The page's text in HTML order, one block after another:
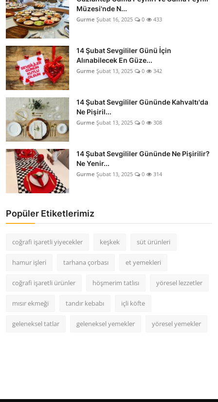
Müzesi'nde N...
Gurme Şubat 16, 2025 0 433
14 Şubat Sevgililer Günü İçin
Alınabilecek En Güze...
Gurme Şubat 13, 2025 0 342
14 Şubat Sevgililer Gününde Kahvaltı'da
Ne Pişiril...
Gurme Şubat 13, 2025 0 308
14 Şubat Sevgililer Gününde Ne Pişirilir?
Ne Yenir...
Gurme Şubat 13, 2025 0 314
Popüler Etiketlerimiz
coğrafi işaretli yiyecekler keşkek süt ürünleri
hamur işleri tarhana çorbası et yemekleri
coğrafi işaretli ürünler höşmerim tatlısı yöresel lezzetler
mısır ekmeği tandır kebabı içli köfte
geleneksel tatlar geleneksel yemekler yöresel yemekler